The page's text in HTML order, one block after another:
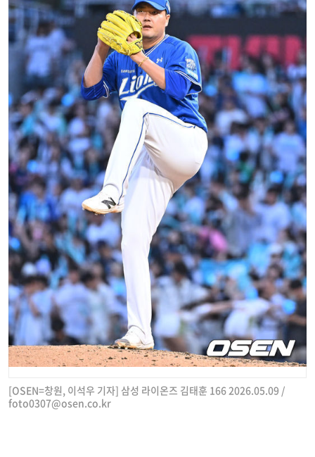
[OSEN=창원, 이석우 기자] 삼성 라이온즈 김태훈 166 2026.05.09 /
foto0307@osen.co.kr